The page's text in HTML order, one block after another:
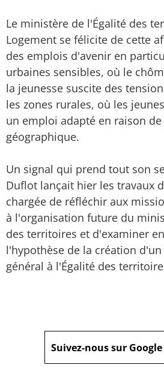
Le ministère de l'Égalité des
Logement se félicite de cette
des emplois d'avenir en
urbaines sensibles, où le
la jeunesse suscite des
les zones rurales, où les
un emploi adapté en raison
géographique.
Un signal qui prend tout son
Duflot lançait hier les travaux
chargée de réfléchir aux
à l'organisation future du
des territoires et d'examiner
l'hypothèse de la création
général à l'Égalité des
Suivez-nous sur